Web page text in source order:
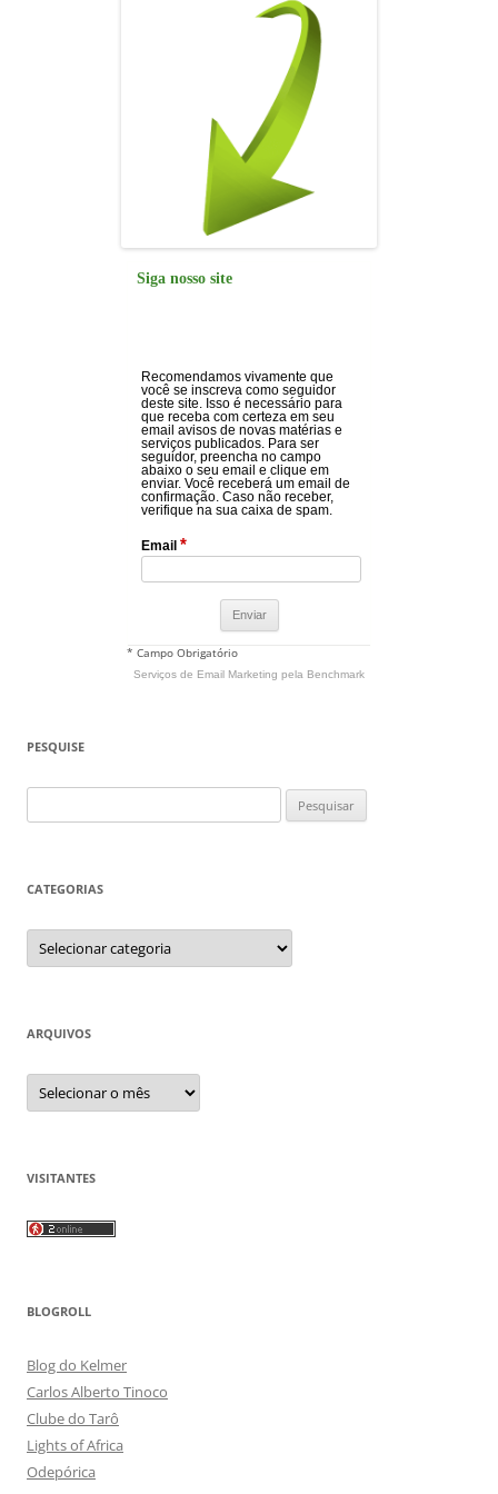
Siga nosso site
Recomendamos vivamente que
você se inscreva como seguidor
deste site. Isso é necessário para
que receba com certeza em seu
email avisos de novas matérias e
serviços publicados. Para ser
seguidor, preencha no campo
abaixo o seu email e clique em
enviar. Você receberá um email de
confirmação. Caso não receber,
verifique na sua caixa de spam.
Email *
* Campo Obrigatório
Serviços de Email Marketing pela Benchmark
PESQUISE
por:
CATEGORIAS
Categorias
ARQUIVOS
Arquivos
VISITANTES
BLOGROLL
Blog do Kelmer
Carlos Alberto Tinoco
Clube do Tarô
Lights of Africa
Odepórica